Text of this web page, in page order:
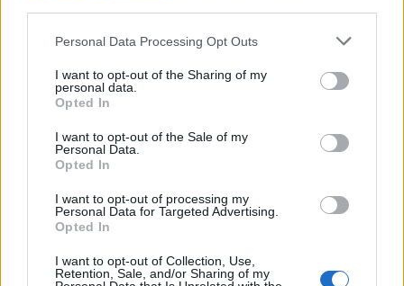
Please note that this website/app uses one or more Google
not limited to your visit or usage behaviour. You may click to
grant or deny consent to Google and its third-party tags to
use your data for below specified purposes in below Google
consent section.
Personal Data Processing Opt Outs
I want to opt-out of the Sharing of my
personal data.
Opted In
I want to opt-out of the Sale of my
Personal Data.
Opted In
I want to opt-out of processing my
Personal Data for Targeted Advertising.
Opted In
I want to opt-out of Collection, Use,
Retention, Sale, and/or Sharing of my